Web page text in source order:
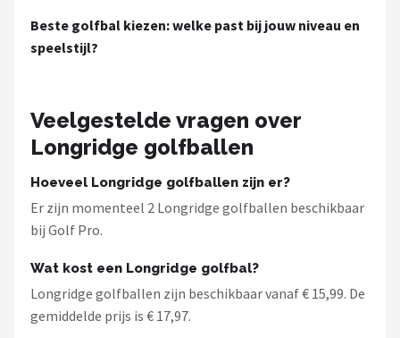
Beste golfbal kiezen: welke past bij jouw niveau en
speelstijl?
Veelgestelde vragen over
Longridge golfballen
Hoeveel Longridge golfballen zijn er?
Er zijn momenteel 2 Longridge golfballen beschikbaar
bij Golf Pro.
Wat kost een Longridge golfbal?
Longridge golfballen zijn beschikbaar vanaf € 15,99. De
gemiddelde prijs is € 17,97.